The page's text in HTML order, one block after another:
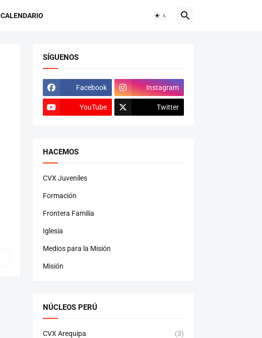
CALENDARIO
SÍGUENOS
Facebook Instagram
YouTube Twitter
HACEMOS
CVX Juveniles
Formación
Frontera Familia
Iglesia
Medios para la Misión
Misión
NÚCLEOS PERÚ
CVX Arequipa (3)